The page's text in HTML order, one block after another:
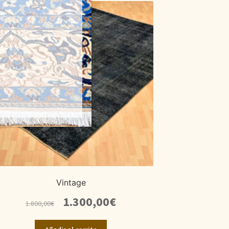
Vintage
1.800,00€
precio
original
1.300,00€El